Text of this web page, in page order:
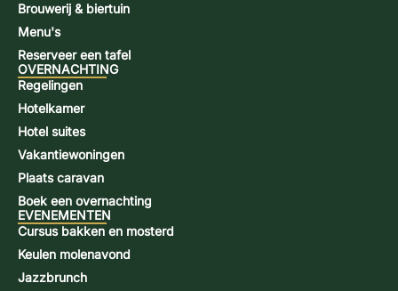
Brouwerij & biertuin
Menu's
Reserveer een tafel
OVERNACHTING
Regelingen
Hotelkamer
Hotel suites
Vakantiewoningen
Plaats caravan
Boek een overnachting
EVENEMENTEN
Cursus bakken en mosterd
Keulen molenavond
Jazzbrunch